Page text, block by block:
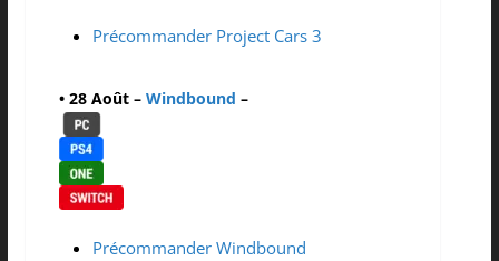
Précommander Project Cars 3
• 28 Août – Windbound –
Précommander Windbound